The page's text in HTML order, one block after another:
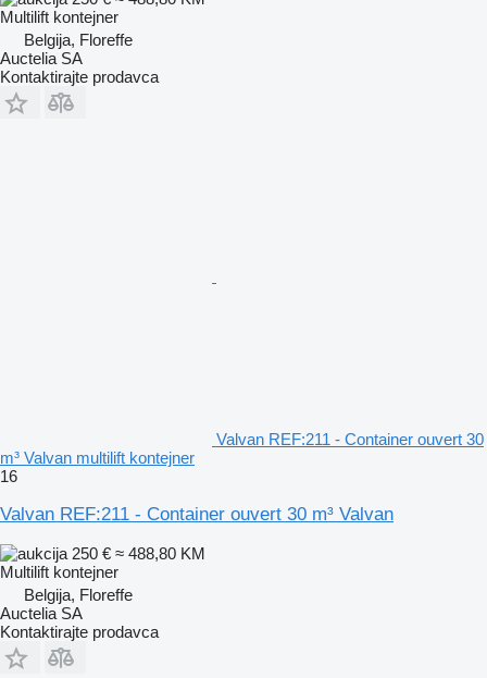
Multilift kontejner
Belgija, Floreffe
Auctelia SA
Kontaktirajte prodavca
Valvan REF:211 - Container ouvert 30
m³ Valvan multilift kontejner
16
Valvan REF:211 - Container ouvert 30 m³ Valvan
250 € ≈ 488,80 KM
Multilift kontejner
Belgija, Floreffe
Auctelia SA
Kontaktirajte prodavca